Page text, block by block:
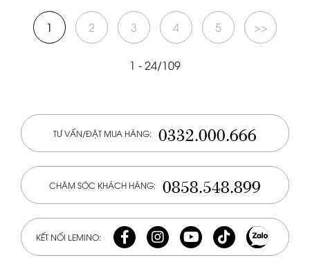
1 2 3 4 5 >>
1 - 24/109
TƯ VẤN/ĐẶT MUA HÀNG: 0332.000.666
CHĂM SÓC KHÁCH HÀNG: 0858.548.899
KẾT NỐI LEMINO: